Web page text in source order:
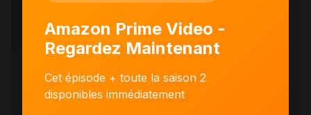
Amazon Prime Video -
Regardez Maintenant
Cet épisode + toute la saison 2
disponibles immédiatement